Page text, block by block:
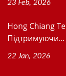
23 Feb, 2026
Hong Chiang
Підтримуючи...
22 Jan, 2026